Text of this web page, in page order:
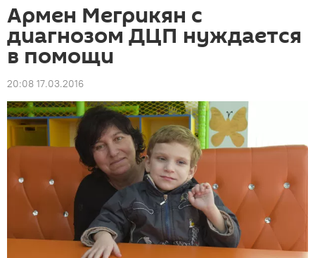
Армен Мегрикян с
диагнозом ДЦП нуждается
в помощи
20:08 17.03.2016